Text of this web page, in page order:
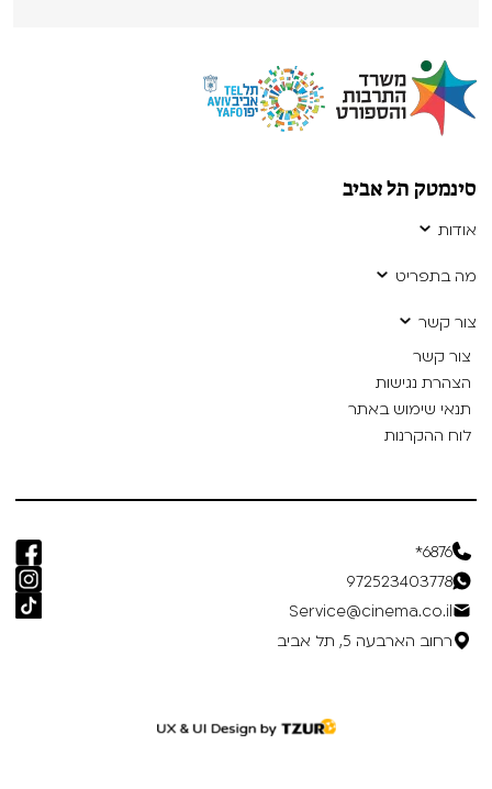
סינמטק תל אביב
אודות
מה בתפריט
צור קשר
צור קשר
הצהרת נגישות
תנאי שימוש באתר
לוח ההקרנות
6876*
972523403778
Service@cinema.co.il
רחוב הארבעה 5, תל אביב